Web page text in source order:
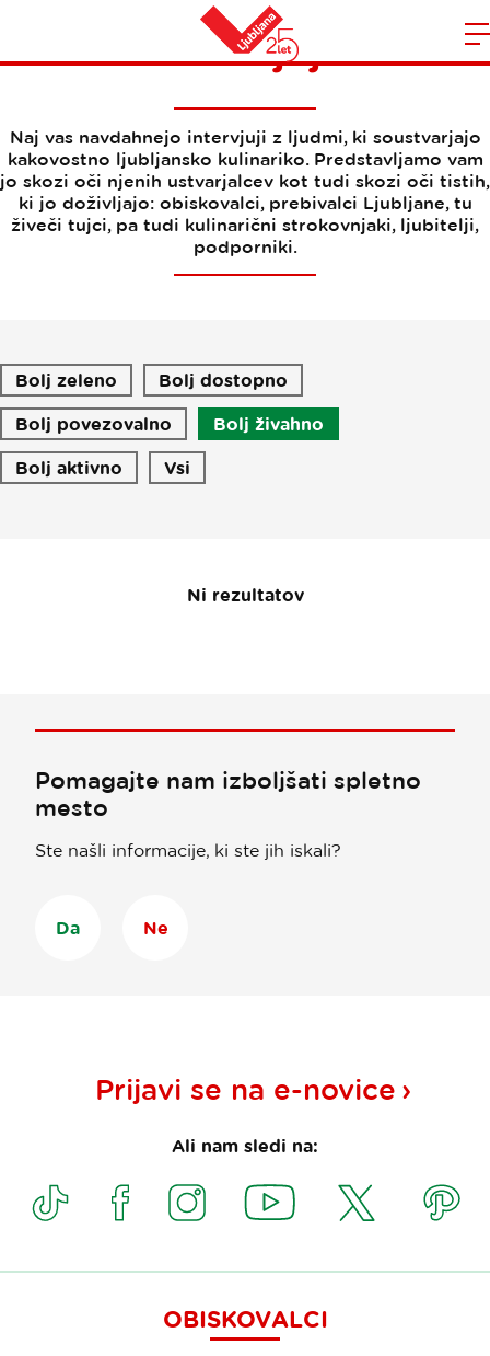
Domov
Intervjuji
Naj vas navdahnejo intervjuji z ljudmi, ki soustvarjajo
kakovostno ljubljansko kulinariko. Predstavljamo vam
jo skozi oči njenih ustvarjalcev kot tudi skozi oči tistih,
ki jo doživljajo: obiskovalci, prebivalci Ljubljane, tu
živeči tujci, pa tudi kulinarični strokovnjaki, ljubitelji,
podporniki.
Bolj zeleno Bolj dostopno
Bolj povezovalno Bolj živahno
Bolj aktivno Vsi
Ni rezultatov
Pomagajte nam izboljšati spletno
mesto
Ste našli informacije, ki ste jih iskali?
Da Ne
Prijavi se na e-novice
Ali nam sledi na:
OBISKOVALCI